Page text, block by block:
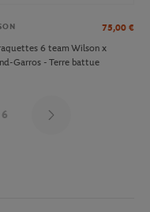
75,00 €
6 team Wilson x
Garros - Terre battue
6